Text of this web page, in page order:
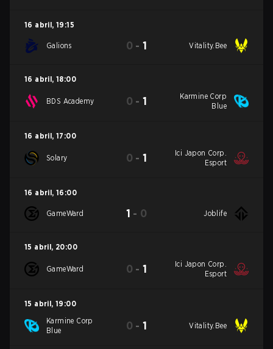
16 abril, 19:15
Galions 0 -1 Vitality.Bee
16 abril, 18:00
BDS Academy 0 -1
Karmine Corp
Blue
16 abril, 17:00
Solary 0 -1
Ici Japon Corp.
Esport
16 abril, 16:00
GameWard 1 - 0 Joblife
15 abril, 20:00
GameWard 0 -1
Ici Japon Corp.
Esport
15 abril, 19:00
Karmine Corp
Blue
0 -1 Vitality.Bee